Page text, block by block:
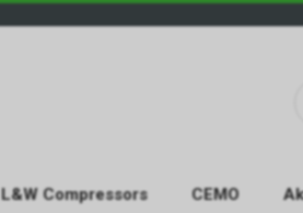
L&W Compressors CEMO